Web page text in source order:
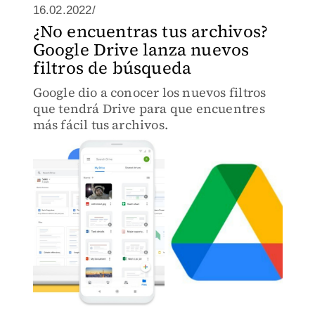
16.02.2022/
¿No encuentras tus archivos?
Google Drive lanza nuevos
filtros de búsqueda
Google dio a conocer los nuevos filtros
que tendrá Drive para que encuentres
más fácil tus archivos.